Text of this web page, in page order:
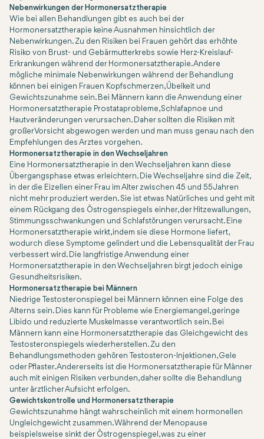
Nebenwirkungen der Hormonersatztherapie
Wie bei allen Behandlungen gibt es auch bei der
Hormonersatztherapie keine Ausnahmen hinsichtlich der
Nebenwirkungen. Zu den Risiken bei Frauen gehört das erhöhte
Risiko von Brust- und Gebärmutterkrebs sowie Herz-Kreislauf-
Erkrankungen während der Hormonersatztherapie. Andere
mögliche minimale Nebenwirkungen während der Behandlung
können bei einigen Frauen Kopfschmerzen, Übelkeit und
Gewichtszunahme sein. Bei Männern kann die Anwendung einer
Hormonersatztherapie Prostataprobleme, Schlafapnoe und
Hautveränderungen verursachen. Daher sollten die Risiken mit
großer Vorsicht abgewogen werden und man muss genau nach den
Empfehlungen des Arztes vorgehen.
Hormonersatztherapie in den Wechseljahren
Eine Hormonersatztherapie in den Wechseljahren kann diese
Übergangsphase etwas erleichtern. Die Wechseljahre sind die Zeit,
in der die Eizellen einer Frau im Alter zwischen 45 und 55 Jahren
nicht mehr produziert werden. Sie ist etwas Natürliches und geht mit
einem Rückgang des Östrogenspiegels einher, der Hitzewallungen,
Stimmungsschwankungen und Schlafstörungen verursacht. Eine
Hormonersatztherapie wirkt, indem sie diese Hormone liefert,
wodurch diese Symptome gelindert und die Lebensqualität der Frau
verbessert wird. Die langfristige Anwendung einer
Hormonersatztherapie in den Wechseljahren birgt jedoch einige
Gesundheitsrisiken.
Hormonersatztherapie bei Männern
Niedrige Testosteronspiegel bei Männern können eine Folge des
Alterns sein. Dies kann für Probleme wie Energiemangel, geringe
Libido und reduzierte Muskelmasse verantwortlich sein. Bei
Männern kann eine Hormonersatztherapie das Gleichgewicht des
Testosteronspiegels wiederherstellen. Zu den
Behandlungsmethoden gehören Testosteron-Injektionen, Gele
oder Pflaster. Andererseits ist die Hormonersatztherapie für Männer
auch mit einigen Risiken verbunden, daher sollte die Behandlung
unter ärztlicher Aufsicht erfolgen.
Gewichtskontrolle und Hormonersatztherapie
Gewichtszunahme hängt wahrscheinlich mit einem hormonellen
Ungleichgewicht zusammen. Während der Menopause
beispielsweise sinkt der Östrogenspiegel, was zu einer